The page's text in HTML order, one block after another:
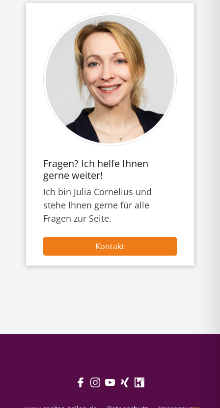
Fragen? Ich helfe Ihnen
gerne weiter!
Ich bin Julia Cornelius und
stehe Ihnen gerne für alle
Fragen zur Seite.
Kontakt